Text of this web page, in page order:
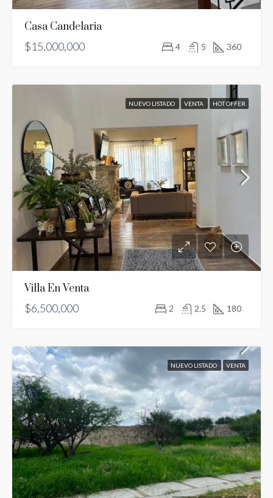
Casa Candelaria
$15,000,000
4 5 360
NUEVO LISTADO VENTA HOT OFFER
Villa En Venta
$6,500,000
2 2.5 180
NUEVO LISTADO VENTA